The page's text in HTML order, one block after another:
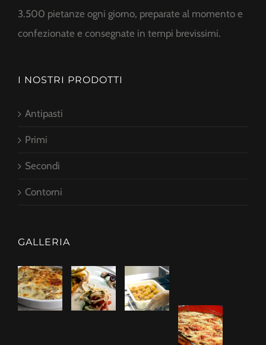
3.500 pietanze ogni giorno, preparate al momento e
confezionate e consegnate in tempi brevissimi.
I NOSTRI PRODOTTI
Antipasti
Primi
Secondi
Contorni
GALLERIA